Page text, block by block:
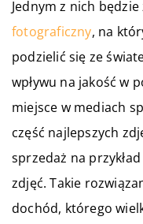
Jednym z nich
fotograficzny, na
podzielić się ze
wpływu na jakość w
miejsce w mediach
część najlepszych
sprzedaż na
zdjęć. Takie
dochód, którego